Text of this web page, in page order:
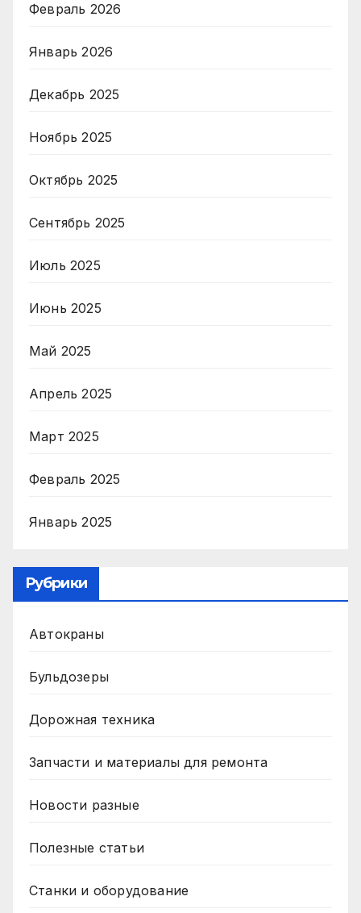
Февраль 2026
Январь 2026
Декабрь 2025
Ноябрь 2025
Октябрь 2025
Сентябрь 2025
Июль 2025
Июнь 2025
Май 2025
Апрель 2025
Март 2025
Февраль 2025
Январь 2025
Рубрики
Автокраны
Бульдозеры
Дорожная техника
Запчасти и материалы для ремонта
Новости разные
Полезные статьи
Станки и оборудование